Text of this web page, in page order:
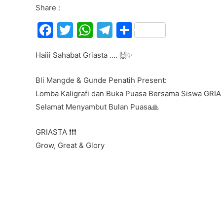
Share :
F
c
e
b
o
o
k
T
itt
er
W
at
s
A
p
T
e
gr
a
m
S
ar
e
Haiii Sahabat Griasta …. 🙌✨
Bli Mangde & Gunde Penatih Present:
Lomba Kaligrafi dan Buka Puasa Bersama Siswa
Selamat Menyambut Bulan Puasa🙏
GRIASTA ❗❗❗
Grow, Great & Glory